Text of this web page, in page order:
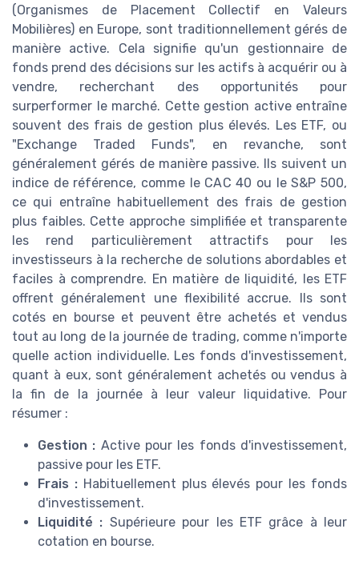
(Organismes de Placement Collectif en Valeurs
Mobilières) en Europe, sont traditionnellement gérés de
manière active. Cela signifie qu'un gestionnaire de
fonds prend des décisions sur les actifs à acquérir ou à
vendre, recherchant des opportunités pour
surperformer le marché. Cette gestion active entraîne
souvent des frais de gestion plus élevés. Les ETF, ou
"Exchange Traded Funds", en revanche, sont
généralement gérés de manière passive. Ils suivent un
indice de référence, comme le CAC 40 ou le S&P 500,
ce qui entraîne habituellement des frais de gestion
plus faibles. Cette approche simplifiée et transparente
les rend particulièrement attractifs pour les
investisseurs à la recherche de solutions abordables et
faciles à comprendre. En matière de liquidité, les ETF
offrent généralement une flexibilité accrue. Ils sont
cotés en bourse et peuvent être achetés et vendus
tout au long de la journée de trading, comme n'importe
quelle action individuelle. Les fonds d'investissement,
quant à eux, sont généralement achetés ou vendus à
la fin de la journée à leur valeur liquidative. Pour
résumer :
Gestion : Active pour les fonds d'investissement,
passive pour les ETF.
Frais :Habituellement plus élevés pour les fonds
d'investissement.
Liquidité : Supérieure pour les ETF grâce à leur
cotation en bourse.